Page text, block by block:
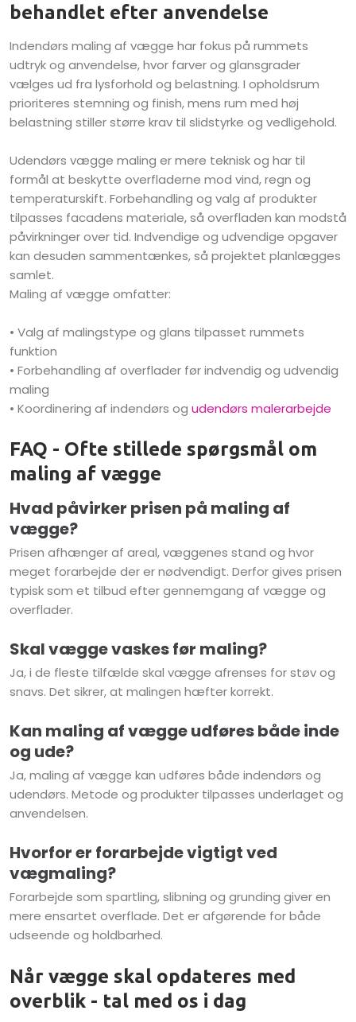
behandlet efter anvendelse
Indendørs maling af vægge har fokus på rummets
udtryk og anvendelse, hvor farver og glansgrader
vælges ud fra lysforhold og belastning. I opholdsrum
prioriteres stemning og finish, mens rum med høj
belastning stiller større krav til slidstyrke og vedligehold.
Udendørs vægge maling er mere teknisk og har til
formål at beskytte overfladerne mod vind, regn og
temperaturskift. Forbehandling og valg af produkter
tilpasses facadens materiale, så overfladen kan modstå
påvirkninger over tid. Indvendige og udvendige opgaver
kan desuden sammentænkes, så projektet planlægges
samlet.
Maling af vægge omfatter:
• Valg af malingstype og glans tilpasset rummets
funktion
• Forbehandling af overflader før indvendig og udvendig
maling
• Koordinering af indendørs og udendørs malerarbejde
FAQ - Ofte stillede spørgsmål om
maling af vægge
​Hvad påvirker prisen på maling af
vægge?
Prisen afhænger af areal, væggenes stand og hvor
meget forarbejde der er nødvendigt. Derfor gives prisen
typisk som et tilbud efter gennemgang af vægge og
overflader.
Skal vægge vaskes før maling?
Ja, i de fleste tilfælde skal vægge afrenses for støv og
snavs. Det sikrer, at malingen hæfter korrekt.
Kan maling af vægge udføres både inde
og ude?
Ja, maling af vægge kan udføres både indendørs og
udendørs. Metode og produkter tilpasses underlaget og
anvendelsen.
Hvorfor er forarbejde vigtigt ved
vægmaling?
Forarbejde som spartling, slibning og grunding giver en
mere ensartet overflade. Det er afgørende for både
udseende og holdbarhed.
Når vægge skal opdateres med
overblik - tal med os i dag